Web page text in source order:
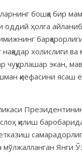
бошқа бир
оддий ҳолга
холислиги
чуқурлашар экан,
қиёфасини
қилиш
етказиш
Янги